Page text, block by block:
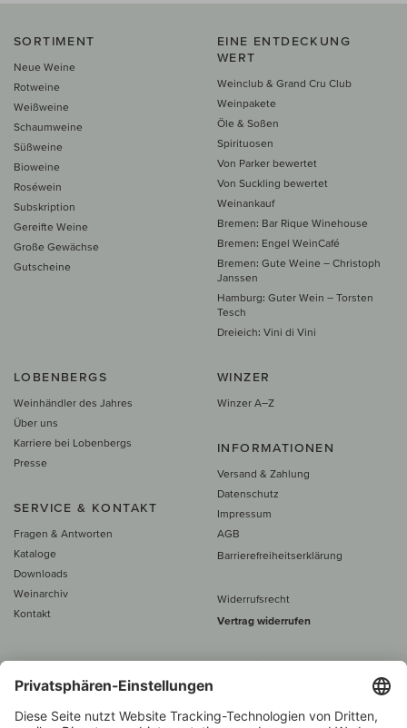
SORTIMENT
Neue Weine
Rotweine
Weißweine
Schaumweine
Süßweine
Bioweine
Roséwein
Subskription
Gereifte Weine
Große Gewächse
Gutscheine
EINE ENTDECKUNG
WERT
Weinclub & Grand Cru Club
Weinpakete
Öle & Soßen
Spirituosen
Von Parker bewertet
Von Suckling bewertet
Weinankauf
Bremen: Bar Rique Winehouse
Bremen: Engel WeinCafé
Bremen: Gute Weine – Christoph
Janssen
Hamburg: Guter Wein – Torsten
Tesch
Dreieich: Vini di Vini
LOBENBERGS
Weinhändler des Jahres
Über uns
Karriere bei Lobenbergs
Presse
SERVICE & KONTAKT
Fragen & Antworten
Kataloge
Downloads
Weinarchiv
Kontakt
WINZER
Winzer A–Z
INFORMATIONEN
Versand & Zahlung
Datenschutz
Impressum
AGB
Barrierefreiheitserklärung
Widerrufsrecht
Vertrag widerrufen
Alle Preise inkl. MwSt., zzgl. 5 €
60 € versand­kosten­